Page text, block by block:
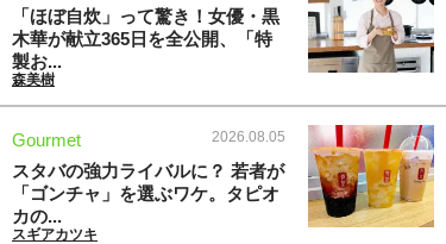
「ほぼ自炊」って驚き！女優・黒
木華が献立365日を全公開、「特
製お...
森美樹
Gourmet 2026.08.05
スタバの強力ライバルに？ 若者が
「ゴンチャ」を選ぶワケ。タピオ
カの...
スギアカツキ